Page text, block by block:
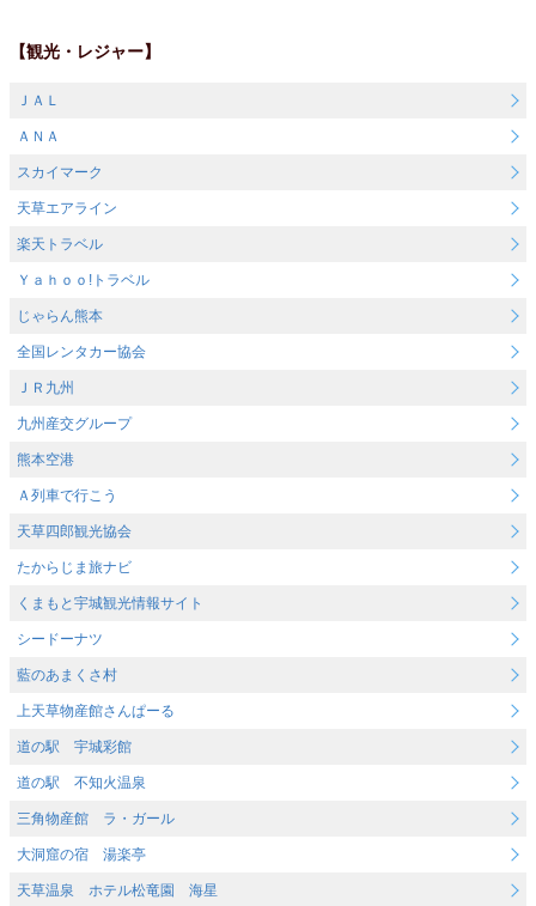
【観光・レジャー】
ＪＡＬ
ＡＮＡ
スカイマーク
天草エアライン
楽天トラベル
Ｙａｈｏｏ!トラベル
じゃらん熊本
全国レンタカー協会
ＪＲ九州
九州産交グループ
熊本空港
Ａ列車で行こう
天草四郎観光協会
たからじま旅ナビ
くまもと宇城観光情報サイト
シードーナツ
藍のあまくさ村
上天草物産館さんぱーる
道の駅 宇城彩館
道の駅 不知火温泉
三角物産館 ラ・ガール
大洞窟の宿 湯楽亭
天草温泉 ホテル松竜園 海星